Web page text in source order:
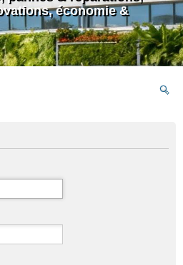
économie &